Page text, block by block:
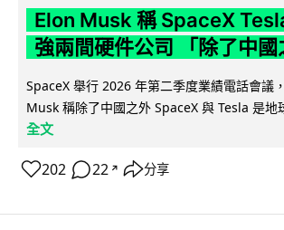
Elon Musk 稱 SpaceX
強兩間硬件公司 「除了中國
SpaceX 舉行 2026 年第二季度業績電話會議
Musk 稱除了中國之外 SpaceX 與 Tesla 是地
全文
202 22 ↗ 分享